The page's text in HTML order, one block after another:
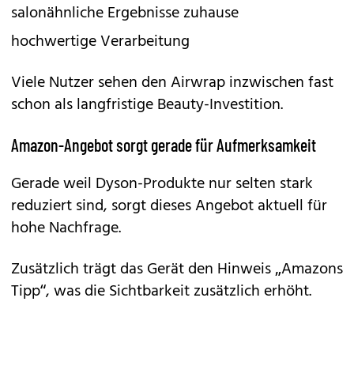
salonähnliche Ergebnisse zuhause
hochwertige Verarbeitung
Viele Nutzer sehen denAirwrapinzwischen fast
schon als langfristige Beauty-Investition.
Amazon-Angebot sorgt gerade für Aufmerksamkeit
Gerade weil Dyson-Produkte nur selten stark
reduziert sind, sorgt dieses Angebot aktuell für
hohe Nachfrage.
Zusätzlich trägt das Gerät den Hinweis „Amazons
Tipp“, was die Sichtbarkeit zusätzlich erhöht.